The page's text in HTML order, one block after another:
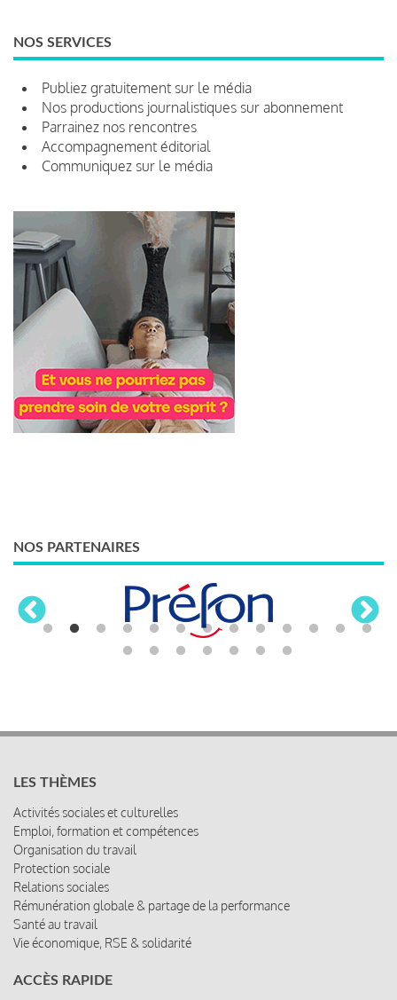
NOS SERVICES
Publiez gratuitement sur le média
Nos productions journalistiques sur abonnement
Parrainez nos rencontres
Accompagnement éditorial
Communiquez sur le média
NOS PARTENAIRES
LES THÈMES
Activités sociales et culturelles
Emploi, formation et compétences
Organisation du travail
Protection sociale
Relations sociales
Rémunération globale & partage de la performance
Santé au travail
Vie économique, RSE & solidarité
ACCÈS RAPIDE